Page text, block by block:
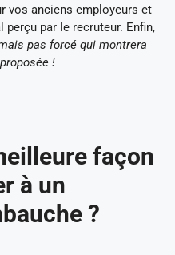
vos anciens employeurs et
par le recruteur. Enfin,
pas forcé qui montrera
!
façon
à un
?